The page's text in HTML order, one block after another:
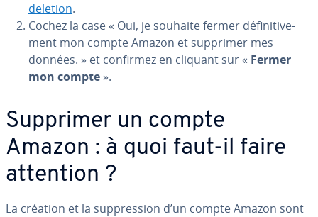
deletion.
Cochez la case « Oui, je souhaite fermer dé­fi­ni­ti­ve­
ment mon compte Amazon et supprimer mes
données. » et confirmez en cliquant sur « Fermer
mon compte ».
Supprimer un compte
Amazon : à quoi faut-il faire
attention ?
La création et la sup­pres­sion d’un compte Amazon sont